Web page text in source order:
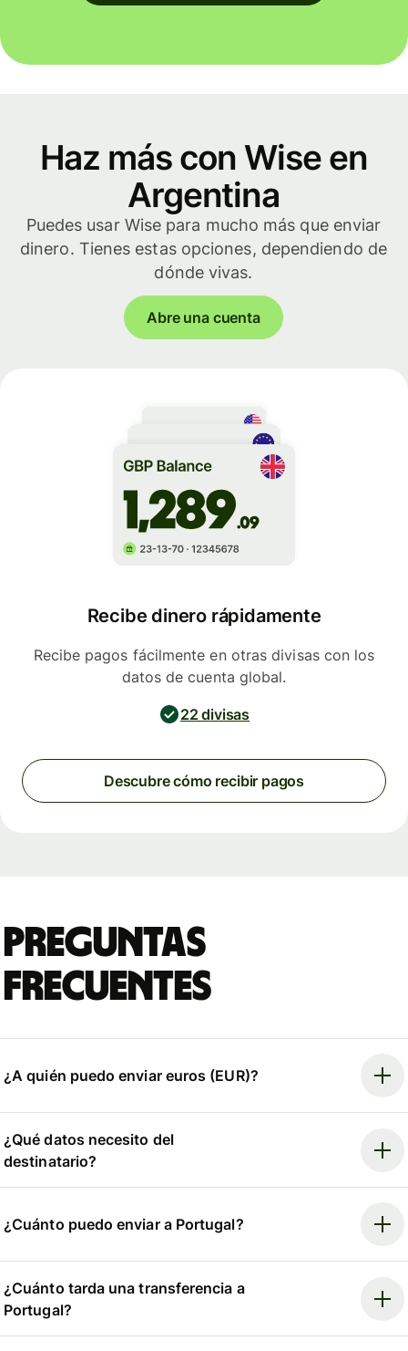
Haz más con Wise en
Argentina
Puedes usar Wise para mucho más que enviar
dinero. Tienes estas opciones, dependiendo de
dónde vivas.
Abre una cuenta
Recibe dinero rápidamente
Recibe pagos fácilmente en otras divisas con los
datos de cuenta global.
22 divisas
Descubre cómo recibir pagos
Preguntas
frecuentes
¿A quién puedo enviar euros (EUR)?
¿Qué datos necesito del
destinatario?
¿Cuánto puedo enviar a Portugal?
¿Cuánto tarda una transferencia a
Portugal?